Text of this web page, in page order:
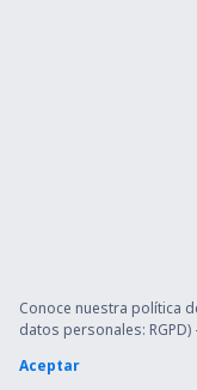
Conoce nuestra política
datos personales: RGPD)
Aceptar